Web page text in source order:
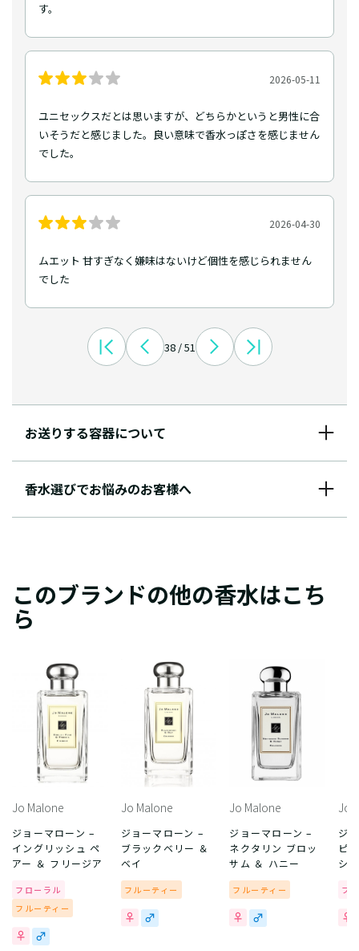
す。
2026-05-11
ユニセックスだとは思いますが、どちらかというと男性に合
いそうだと感じました。良い意味で香水っぽさを感じません
でした。
2026-04-30
ムエット 甘すぎなく嫌味はないけど個性を感じられません
でした
38 / 51
お送りする容器について
香水選びでお悩みのお客様へ
このブランドの他の香水はこち
ら
Jo Malone
ジョーマローン –
イングリッシュ ペ
アー ＆ フリージア
フローラル
フルーティー
Jo Malone
ジョーマローン –
ブラックベリー ＆
ベイ
フルーティー
Jo Malone
ジョーマローン –
ネクタリン ブロッ
サム ＆ ハニー
フルーティー
Jo
ジ
ピ
シ
フ